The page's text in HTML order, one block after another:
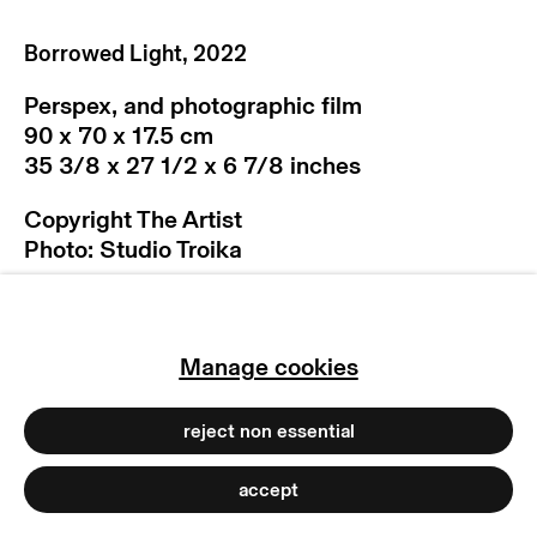
copyright © 2026 max goelitz
site by artlogic
Manage cookies
reject non essential
accept
Borrowed Light, 2022
Perspex, and photographic film
90 x 70 x 17.5 cm
35 3/8 x 27 1/2 x 6 7/8 inches
Copyright The Artist
Photo: Studio Troika
In „Borrowed Light“ entsteht über das
Übereinanderlegen farbiger Diafilmstreifen
ein Fluss intensiver Farbfelder, vergleichbar
mit einem abstrakten fotografischen Bild.
Das Werk folgt der Idee eines abstrakten